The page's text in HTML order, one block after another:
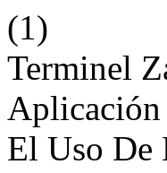
(1)
Terminel
Aplicación
El Uso De